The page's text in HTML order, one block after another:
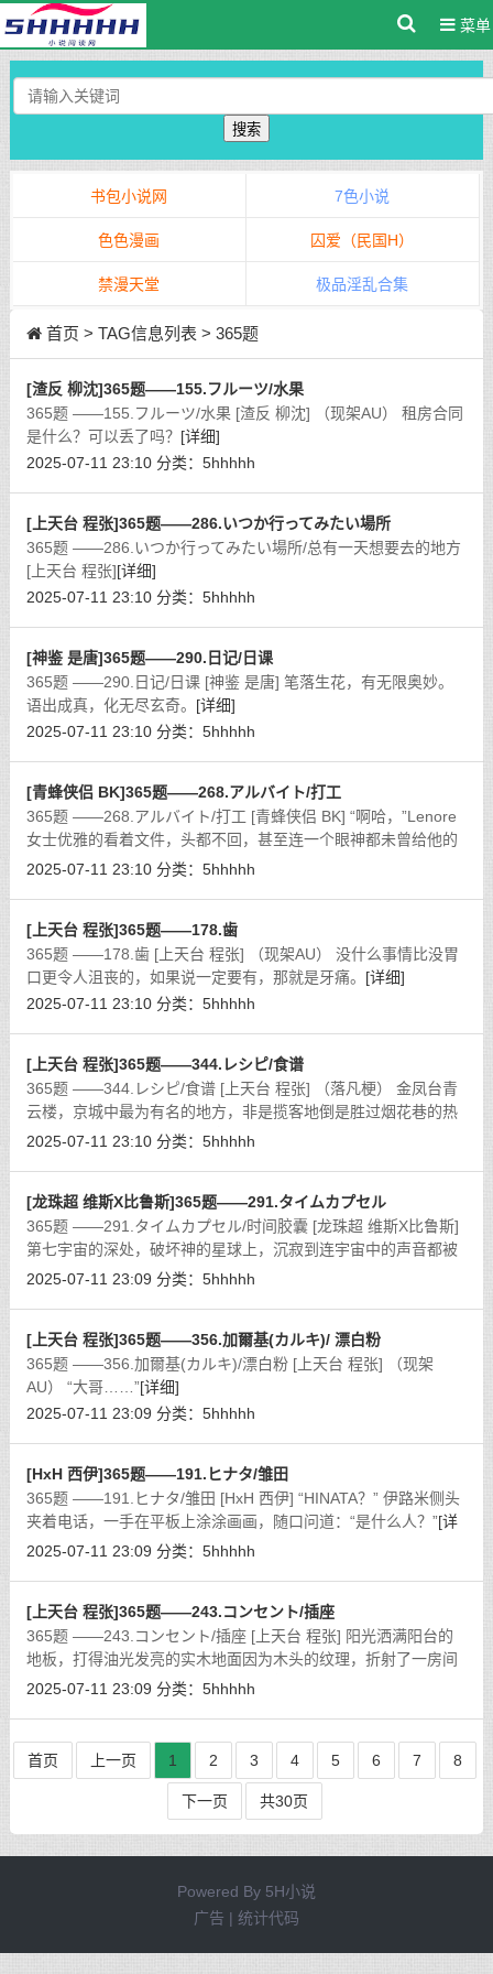
菜单
搜索
书包小说网 7色小说
色色漫画 囚爱（民国H）
禁漫天堂 极品淫乱合集
首页 > TAG信息列表 > 365题
[渣反 柳沈]365题——155.フルーツ/水果
365题 ——155.フルーツ/水果 [渣反 柳沈] （现架AU） 租房合同
是什么？可以丢了吗？ [详细]
2025-07-11 23:10 分类： 5hhhhh
[上天台 程张]365题——286.いつか行ってみたい場所
365题 ——286.いつか行ってみたい場所/总有一天想要去的地方
[上天台 程张][详细]
2025-07-11 23:10 分类： 5hhhhh
[神鉴 是唐]365题——290.日记/日课
365题 ——290.日记/日课 [神鉴 是唐] 笔落生花，有无限奥妙。
语出成真，化无尽玄奇。 [详细]
2025-07-11 23:10 分类： 5hhhhh
[青蜂侠侣 BK]365题——268.アルバイト/打工
365题 ——268.アルバイト/打工 [青蜂侠侣 BK] “啊哈，”Lenore
女士优雅的看着文件，头都不回，甚至连一个眼神都未曾给他的
老板，只是冷漠得问他：“所以呢？”
2025-07-11 23:10 分类： 5hhhhh
[上天台 程张]365题——178.歯
365题 ——178.歯 [上天台 程张] （现架AU） 没什么事情比没胃
口更令人沮丧的，如果说一定要有，那就是牙痛。 [详细]
2025-07-11 23:10 分类： 5hhhhh
[上天台 程张]365题——344.レシピ/食谱
365题 ——344.レシピ/食谱 [上天台 程张] （落凡梗） 金凤台青
云楼，京城中最为有名的地方，非是揽客地倒是胜过烟花巷的热
闹。即便是第一次来京城的客人，都免不得要问一句这金凤台的
2025-07-11 23:10 分类： 5hhhhh
[龙珠超 维斯X比鲁斯]365题——291.タイムカプセル
365题 ——291.タイムカプセル/时间胶囊 [龙珠超 维斯X比鲁斯]
第七宇宙的深处，破坏神的星球上，沉寂到连宇宙中的声音都被
阻隔在外，唯有安静成为此处的节奏。
2025-07-11 23:09 分类： 5hhhhh
[上天台 程张]365题——356.加爾基(カルキ)/ 漂白粉
365题 ——356.加爾基(カルキ)/漂白粉 [上天台 程张] （现架
AU） “大哥……”[详细]
2025-07-11 23:09 分类： 5hhhhh
[HxH 西伊]365题——191.ヒナタ/雏田
365题 ——191.ヒナタ/雏田 [HxH 西伊] “HINATA？” 伊路米侧头
夹着电话，一手在平板上涂涂画画，随口问道：“是什么人？”[详
细]
2025-07-11 23:09 分类： 5hhhhh
[上天台 程张]365题——243.コンセント/插座
365题 ——243.コンセント/插座 [上天台 程张] 阳光洒满阳台的
地板，打得油光发亮的实木地面因为木头的纹理，折射了一房间
的光弧。弧光和弧光之间交错，仿佛打碎的湖面又好像电流画面
2025-07-11 23:09 分类： 5hhhhh
首页 上一页 1 2 3 4 5 6 7 8
下一页 共30页
Powered By 5H小说
广告 | 统计代码